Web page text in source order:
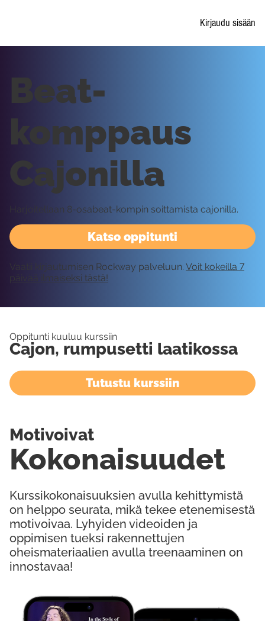
Kirjaudu sisään
Katso oppitunti
Beat-
komppaus
Cajonilla
Harjoitellaan 8-osabeat-kompin soittamista cajonilla.
Vaatii kirjautumisen Rockway palveluun. Voit kokeilla 7
päivää ilmaiseksi tästä!
Oppitunti kuuluu kurssiin
Cajon, rumpusetti laatikossa
Tutustu kurssiin
Kurssikokonaisuuksien avulla kehittymistä
on helppo seurata, mikä tekee etenemisestä
motivoivaa. Lyhyiden videoiden ja
oppimisen tueksi rakennettujen
oheismateriaalien avulla treenaaminen on
innostavaa!
Kokonaisuudet
Motivoivat